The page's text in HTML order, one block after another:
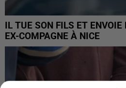
IL TUE SON FILS ET
EX-COMPAGNE À NICE